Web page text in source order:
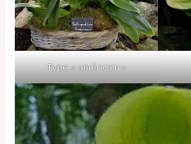
Type « américain »